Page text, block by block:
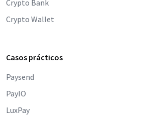
Crypto Bank
Crypto Wallet
Casos prácticos
Paysend
PayIO
LuxPay